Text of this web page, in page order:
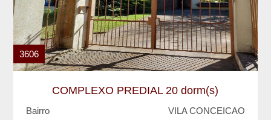
3606
COMPLEXO PREDIAL 20 dorm(s)
Bairro VILA CONCEICAO